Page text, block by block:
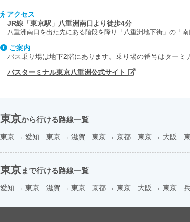
アクセス
JR線「東京駅」八重洲南口より徒歩4分
八重洲南口を出た先にある階段を降り「八重洲地下街」の「
ご案内
バス乗り場は地下2階にあります。乗り場の番号はターミ
バスターミナル東京八重洲公式サイト
東京から行ける路線一覧
東京 → 愛知 東京 → 滋賀 東京 → 京都 東京 → 大阪
東京まで行ける路線一覧
愛知 → 東京 滋賀 → 東京 京都 → 東京 大阪 → 東京